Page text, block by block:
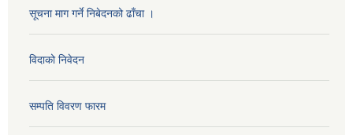
सूचना माग गर्ने निबेदनको ढाँचा ।
विदाको निवेदन
सम्पति विवरण फारम